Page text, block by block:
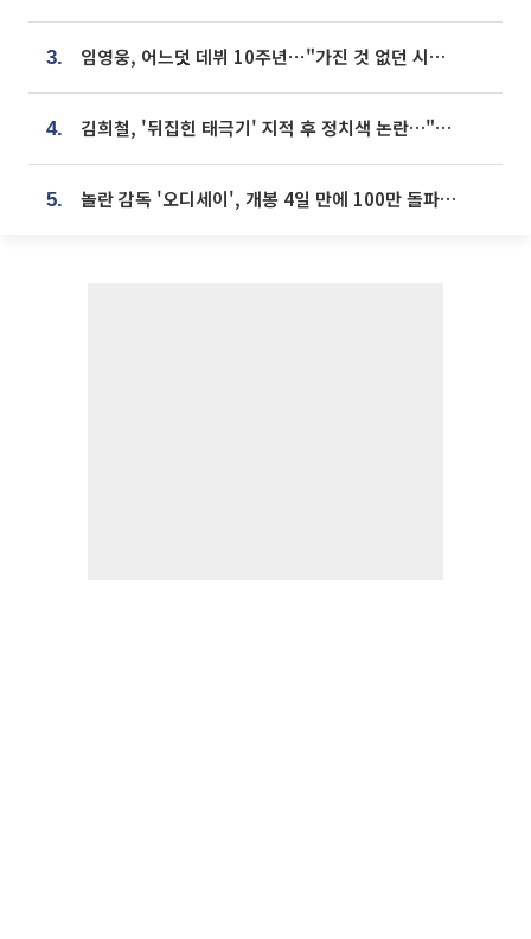
3. 임영웅, 어느덧 데뷔 10주년⋯"가진 것 없던 시절, 내 앞엔 20명의 팬뿐"
4. 김희철, '뒤집힌 태극기' 지적 후 정치색 논란…"좌우 떠나 우리나라 국기"
5. 놀란 감독 '오디세이', 개봉 4일 만에 100만 돌파⋯'왕사남' 보다 빠르다